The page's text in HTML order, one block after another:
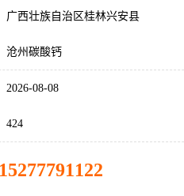
广西壮族自治区桂林兴安县
沧州碳酸钙
2026-08-08
424
15277791122